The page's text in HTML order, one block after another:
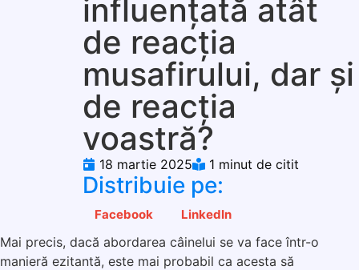
influențată atât
de reacția
musafirului, dar și
de reacția
voastră?
18 martie 2025 1 minut de citit
Distribuie pe:
Facebook LinkedIn
Mai precis, dacă abordarea câinelui se va face într-o
manieră ezitantă, este mai probabil ca acesta să